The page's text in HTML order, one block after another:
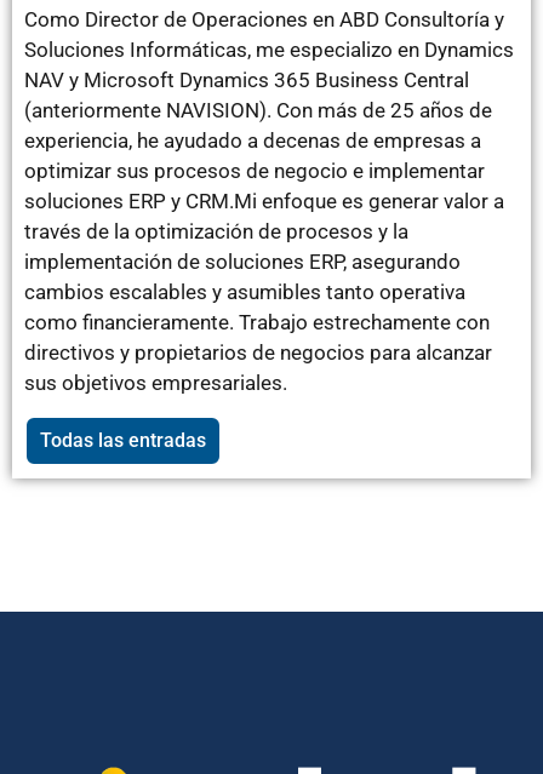
Como Director de Operaciones en ABD Consultoría y
Soluciones Informáticas, me especializo en Dynamics
NAV y Microsoft Dynamics 365 Business Central
(anteriormente NAVISION). Con más de 25 años de
experiencia, he ayudado a decenas de empresas a
optimizar sus procesos de negocio e implementar
soluciones ERP y CRM.Mi enfoque es generar valor a
través de la optimización de procesos y la
implementación de soluciones ERP, asegurando
cambios escalables y asumibles tanto operativa
como financieramente. Trabajo estrechamente con
directivos y propietarios de negocios para alcanzar
sus objetivos empresariales.
Todas las entradas